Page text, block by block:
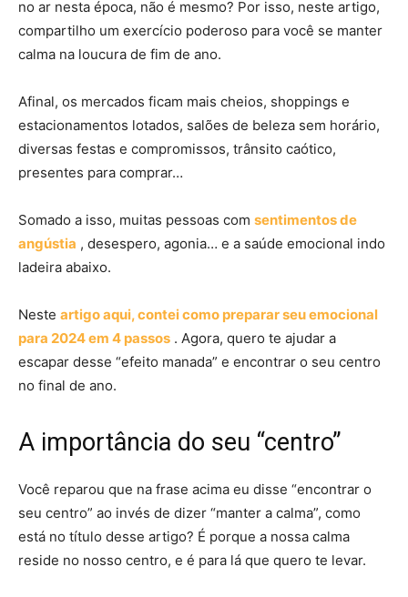
no ar nesta época, não é mesmo? Por isso, neste artigo,
compartilho um exercício poderoso para você se manter
calma na loucura de fim de ano.
Afinal, os mercados ficam mais cheios, shoppings e
estacionamentos lotados, salões de beleza sem horário,
diversas festas e compromissos, trânsito caótico,
presentes para comprar…
Somado a isso, muitas pessoas com sentimentos de
angústia , desespero, agonia… e a saúde emocional indo
ladeira abaixo.
Neste artigo aqui, contei como preparar seu emocional
para 2024 em 4 passos . Agora, quero te ajudar a
escapar desse “efeito manada” e encontrar o seu centro
no final de ano.
A importância do seu “centro”
Você reparou que na frase acima eu disse “encontrar o
seu centro” ao invés de dizer “manter a calma”, como
está no título desse artigo? É porque a nossa calma
reside no nosso centro, e é para lá que quero te levar.